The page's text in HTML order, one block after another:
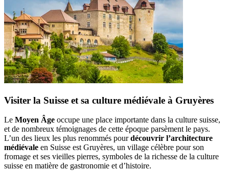
Visiter la Suisse et sa culture médiévale à Gruyères
Le Moyen Âge occupe une place importante dans la culture suisse,
et de nombreux témoignages de cette époque parsèment le pays.
L’un des lieux les plus renommés pourdécouvrir l’architecture
médiévale en Suisse est Gruyères, un village célèbre pour son
fromage et ses vieilles pierres, symboles de la richesse de la culture
suisse en matière de gastronomie et d’histoire.